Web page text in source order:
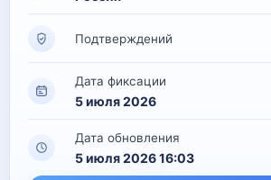
Подтверждений
Дата фиксации
5 июля 2026
Дата обновления
5 июля 2026 16:03